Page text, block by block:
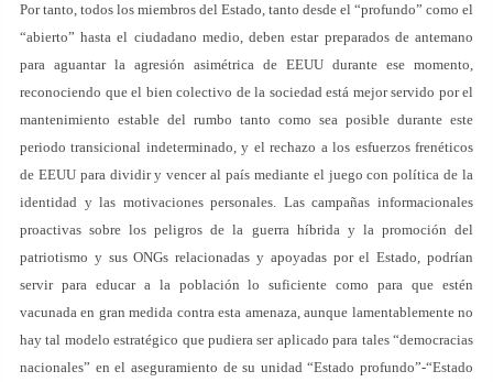
Por tanto, todos los miembros del Estado, tanto desde el “profundo” como el
“abierto” hasta el ciudadano medio, deben estar preparados de antemano
para aguantar la agresión asimétrica de EEUU durante ese momento,
reconociendo que el bien colectivo de la sociedad está mejor servido por el
mantenimiento estable del rumbo tanto como sea posible durante este
periodo transicional indeterminado, y el rechazo a los esfuerzos frenéticos
de EEUU para dividir y vencer al país mediante el juego con política de la
identidad y las motivaciones personales. Las campañas informacionales
proactivas sobre los peligros de la guerra híbrida y la promoción del
patriotismo y sus ONGs relacionadas y apoyadas por el Estado, podrían
servir para educar a la población lo suficiente como para que estén
vacunada en gran medida contra esta amenaza, aunque lamentablemente no
hay tal modelo estratégico que pudiera ser aplicado para tales “democracias
nacionales” en el aseguramiento de su unidad “Estado profundo”-“Estado